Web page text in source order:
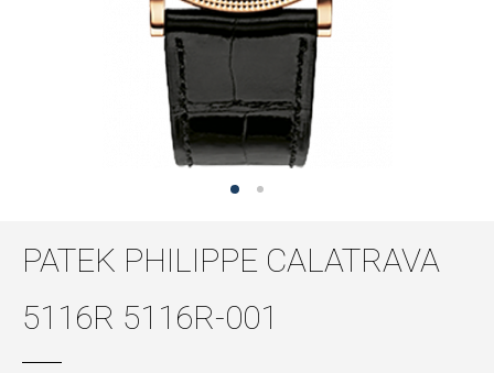
PATEK PHILIPPE CALATRAVA
5116R 5116R-001